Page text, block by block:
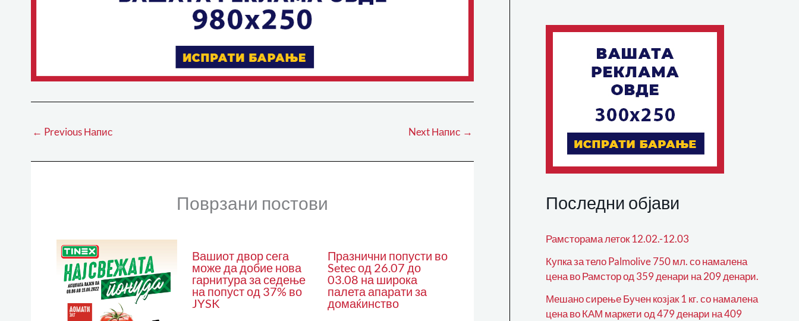
← Previous Напис Next Напис →
Поврзани постови
Вашиот двор сега
може да добие нова
гарнитура за седење
на попуст од 37% во
JYSK
Празнични попусти во
Setec од 26.07 до
03.08 на широка
палета апарати за
домаќинство
Последни објави
Рамсторама леток 12.02.-12.03
Купка за тело Palmolive 750 мл. со намалена
цена во Рамстор од 359 денари на 209 денари.
Мешано сирење Бучен козјак 1 кг. со намалена
цена во КАМ маркети од 479 денари на 409